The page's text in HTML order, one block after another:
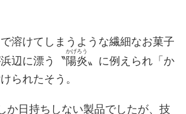
溶けてしまうような繊細なお菓子
辺に漂う〝陽炎
かげろう
〟に例えられ「か
られたそう。
か日持ちしない製品でしたが、技